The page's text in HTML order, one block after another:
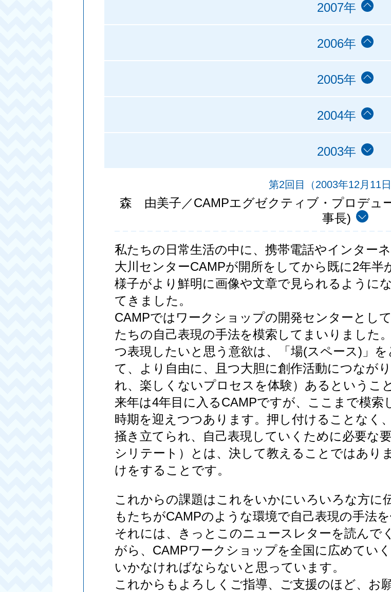
2007年
2006年
2005年
2004年
2003年
第2回目 （2003年12月11
森 由美子／CAMPエグゼクティブ・プロデュ
事長)
私たちの日常生活の中に、携帯電話やインター
大川センターCAMPが開所をしてから既に2年半
様子がより鮮明に画像や文章で見られるように
てきました。
CAMPではワークショップの開発センターとし
たちの自己表現の手法を模索してまいりました
つ表現したいと思う意欲は、「場(スペース)」
て、より自由に、且つ大胆に創作活動につなが
れ、楽しくないプロセスを体験）あるというこ
来年は4年目に入るCAMPですが、ここまで模
時期を迎えつつあります。押し付けることなく
掻き立てられ、自己表現していくために必要な
シリテート）とは、決して教えることではあり
けをすることです。
これからの課題はこれをいかにいろいろな方に
もたちがCAMPのような環境で自己表現の手法
それには、きっとこのニュースレターを読んで
がら、CAMPワークショップを全国に広めてい
いかなければならないと思っています。
これからもよろしくご指導、ご支援のほど、お